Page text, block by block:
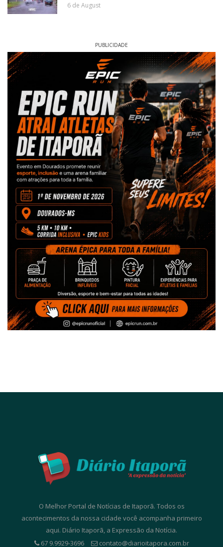
6 de August
PUBLICIDADE
O Melhor Portal de Notícias de Itaporã. Todos os
acontecimentos da nossa cidade você acompanha primeiro
aqui. Diário Itaporã, a Expressão da Notícia.
67 9.9929-3696
contato@diarioitapora.com.br